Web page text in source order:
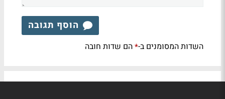
הוסף תגובה
השדות המסומנים ב-*הם שדות חובה